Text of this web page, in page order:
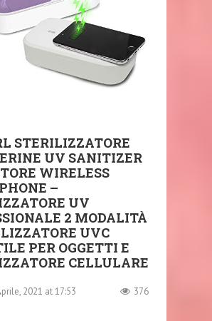
STERILIZZATORE
UV SANITIZER
WIRELESS
–
UV
2 MODALITÀ
UVC
PER OGGETTI E
CELLULARE
2021 at 17:53 376